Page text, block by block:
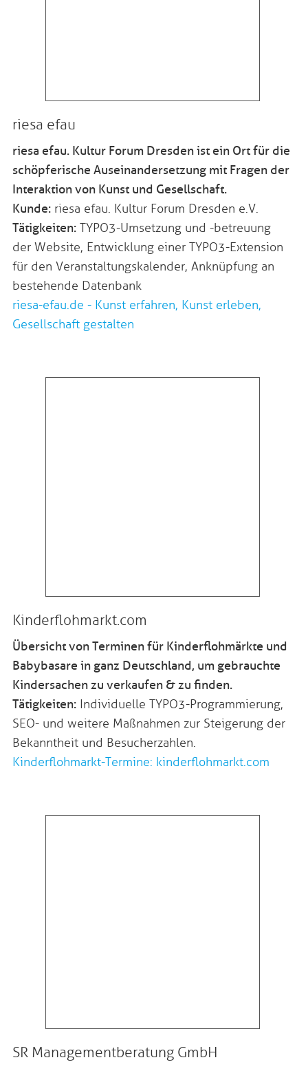
riesa efau
riesa efau. Kultur Forum Dresden ist ein Ort für die
schöpferische Auseinandersetzung mit Fragen der
Interaktion von Kunst und Gesellschaft.
Kunde:riesa efau. Kultur Forum Dresden e.V.
Tätigkeiten:TYPO3-Umsetzung und -betreuung
der Website, Entwicklung einer TYPO3-Extension
für den Veranstaltungskalender, Anknüpfung an
bestehende Datenbank
riesa-efau.de - Kunst erfahren, Kunst erleben,
Gesellschaft gestalten
Kinderflohmarkt.com
Übersicht von Terminen für Kinderflohmärkte und
Babybasare in ganz Deutschland, um gebrauchte
Kindersachen zu verkaufen & zu finden.
Tätigkeiten:Individuelle TYPO3-Programmierung,
SEO- und weitere Maßnahmen zur Steigerung der
Bekanntheit und Besucherzahlen.
Kinderflohmarkt-Termine: kinderflohmarkt.com
SR Managementberatung GmbH